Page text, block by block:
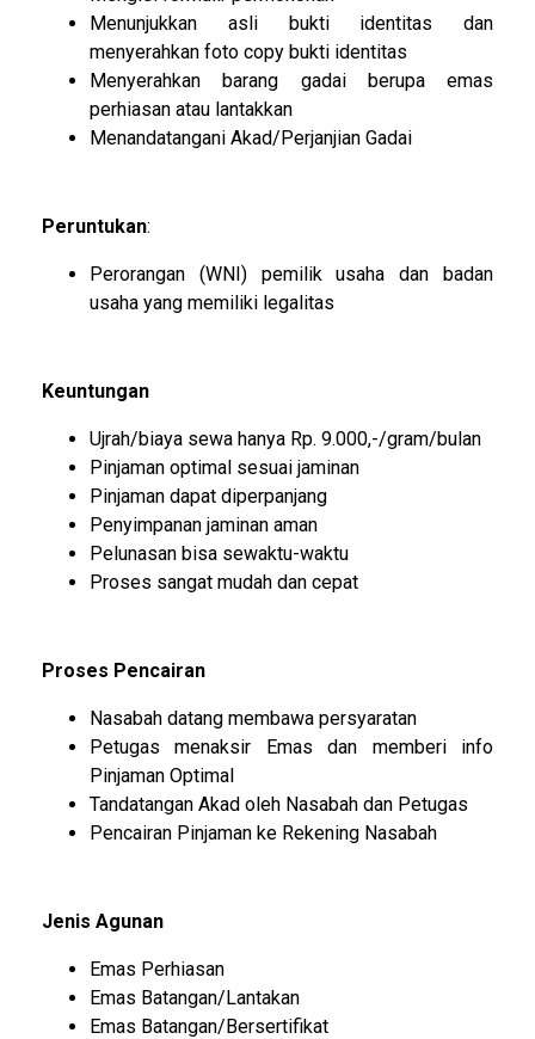
Menunjukkan asli bukti identitas dan
menyerahkan foto copy bukti identitas
Menyerahkan barang gadai berupa emas
perhiasan atau lantakkan
Menandatangani Akad/Perjanjian Gadai
Peruntukan:
Perorangan (WNI) pemilik usaha dan badan
usaha yang memiliki legalitas
Keuntungan
Ujrah/biaya sewa hanya Rp. 9.000,-/gram/bulan
Pinjaman optimal sesuai jaminan
Pinjaman dapat diperpanjang
Penyimpanan jaminan aman
Pelunasan bisa sewaktu-waktu
Proses sangat mudah dan cepat
Proses Pencairan
Nasabah datang membawa persyaratan
Petugas menaksir Emas dan memberi info
Pinjaman Optimal
Tandatangan Akad oleh Nasabah dan Petugas
Pencairan Pinjaman ke Rekening Nasabah
Jenis Agunan
Emas Perhiasan
Emas Batangan/Lantakan
Emas Batangan/Bersertifikat